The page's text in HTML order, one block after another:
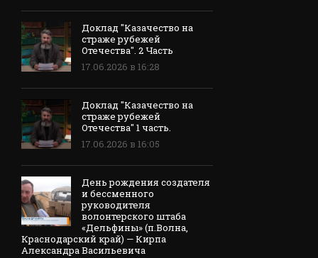
Доклад "Казачество на
страже рубежей
Отечества". 2 Часть
17.06.2026 в 16:28
Доклад "Казачество на
страже рубежей
Отечества" 1 часть.
17.06.2026 в 16:05
День рождения создателя
и бессменного
руководителя
волонтерского штаба
«Дельфины» (п.Волна,
Краснодарский край) — Кирпа
Александра Васильевича